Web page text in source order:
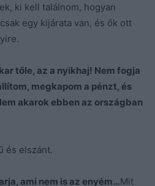
ki kell találnom, hogyan
egy kijárata van, és ők ott
tőle, az a nyikhaj! Nem fogja
megkapom a pénzt, és
akarok ebben az országban
és elszánt.
ami nem is az enyém…Mit